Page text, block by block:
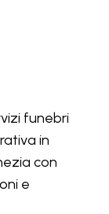
funebri
in
con
e